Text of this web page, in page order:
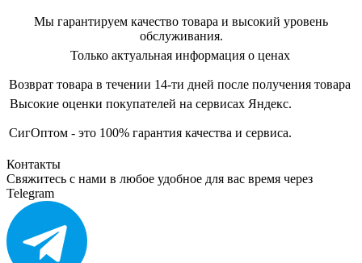
Мы гарантируем качество товара и высокий уровень
обслуживания.
Только актуальная информация о ценах
Возврат товара в течении 14-ти дней после получения товара
Высокие оценки покупателей на сервисах Яндекс.
СигОптом - это 100% гарантия качества и сервиса.
Контакты
Свяжитесь с нами в любое удобное для вас время через
Telegram